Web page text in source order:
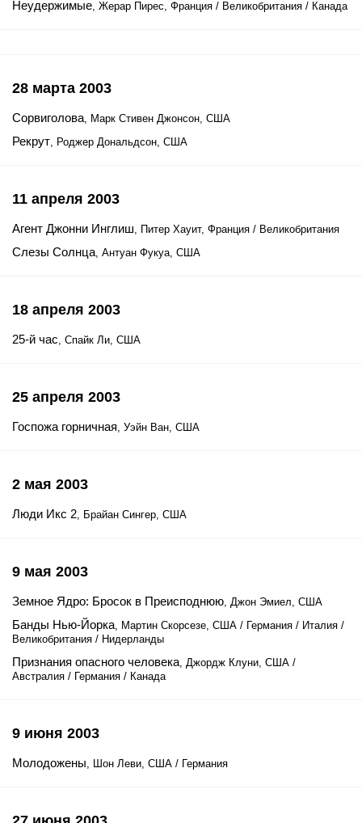
Неудержимые, Жерар Пирес, Франция / Великобритания / Канада
28 марта 2003
Сорвиголова, Марк Стивен Джонсон, США
Рекрут, Роджер Дональдсон, США
11 апреля 2003
Агент Джонни Инглиш, Питер Хауит, Франция / Великобритания
Слезы Солнца, Антуан Фукуа, США
18 апреля 2003
25-й час, Спайк Ли, США
25 апреля 2003
Госпожа горничная, Уэйн Ван, США
2 мая 2003
Люди Икс 2, Брайан Сингер, США
9 мая 2003
Земное Ядро: Бросок в Преисподнюю, Джон Эмиел, США
Банды Нью-Йорка, Мартин Скорсезе, США / Германия / Италия /
Великобритания / Нидерланды
Признания опасного человека, Джордж Клуни, США /
Австралия / Германия / Канада
9 июня 2003
Молодожены, Шон Леви, США / Германия